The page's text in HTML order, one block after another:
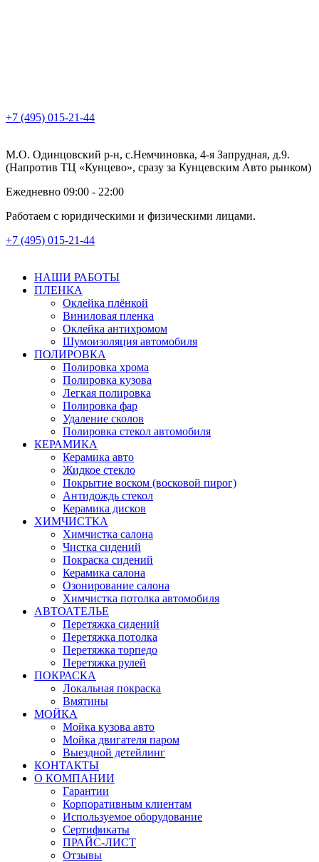
+7 (495) 015-21-44
М.О. Одинцовский р-н, с.Немчиновка, 4-я Запрудная, д.9.
(Напротив ТЦ «Кунцево», сразу за Кунцевским Авто рынком)
Ежедневно 09:00 - 22:00
Работаем с юридическими и физическими лицами.
+7 (495) 015-21-44
НАШИ РАБОТЫ
ПЛЕНКА
Оклейка плёнкой
Виниловая пленка
Оклейка антихромом
Шумоизоляция автомобиля
ПОЛИРОВКА
Полировка хрома
Полировка кузова
Легкая полировка
Полировка фар
Удаление сколов
Полировка стекол автомобиля
КЕРАМИКА
Керамика авто
Жидкое стекло
Покрытие воском (восковой пирог)
Антидождь стекол
Керамика дисков
ХИМЧИСТКА
Химчистка салона
Чистка сидений
Покраска сидений
Керамика салона
Озонирование салона
Химчистка потолка автомобиля
АВТОАТЕЛЬЕ
Перетяжка сидений
Перетяжка потолка
Перетяжка торпедо
Перетяжка рулей
ПОКРАСКА
Локальная покраска
Вмятины
МОЙКА
Мойка кузова авто
Мойка двигателя паром
Выездной детейлинг
КОНТАКТЫ
О КОМПАНИИ
Гарантии
Корпоративным клиентам
Используемое оборудование
Сертификаты
ПРАЙС-ЛИСТ
Отзывы